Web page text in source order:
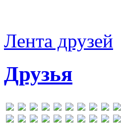
Лента друзей
Друзья